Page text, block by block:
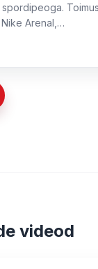
Arenal,…
videod